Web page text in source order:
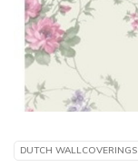
DUTCH WALLCOVERINGS